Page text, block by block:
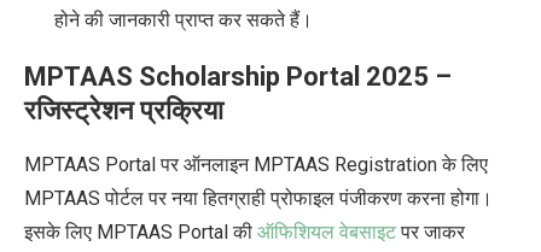
होने की जानकारी प्राप्त कर सकते हैं।
MPTAAS Scholarship Portal 2025 –
रजिस्ट्रेशन प्रक्रिया
MPTAAS Portal पर ऑनलाइन MPTAAS Registration के लिए
MPTAAS पोर्टल पर नया हितग्राही प्रोफाइल पंजीकरण करना होगा।
इसके लिए MPTAAS Portal की ऑफिशियल वेबसाइटपर जाकर